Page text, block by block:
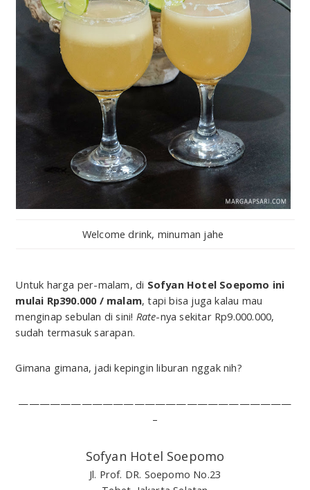
Welcome drink, minuman jahe
Untuk harga per-malam, di Sofyan Hotel Soepomo ini
mulai Rp390.000 / malam, tapi bisa juga kalau mau
menginap sebulan di sini! Rate-nya sekitar Rp9.000.000,
sudah termasuk sarapan.
Gimana gimana, jadi kepingin liburan nggak nih?
——————————————————————————
–
Sofyan Hotel Soepomo
Jl. Prof. DR. Soepomo No.23